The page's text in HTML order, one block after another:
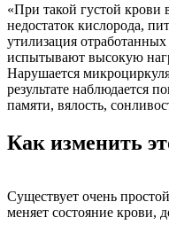
«При такой густой
недостаток кислорода,
утилизация
испытывают высокую
Нарушается
результате наблюдается
памяти, вялость,
Как изменить
Существует очень
меняет состояние крови,